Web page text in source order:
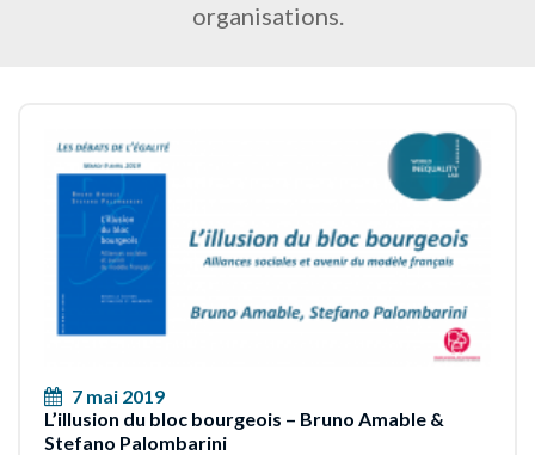
organisations.
7 mai 2019
L’illusion du bloc bourgeois – Bruno Amable &
Stefano Palombarini